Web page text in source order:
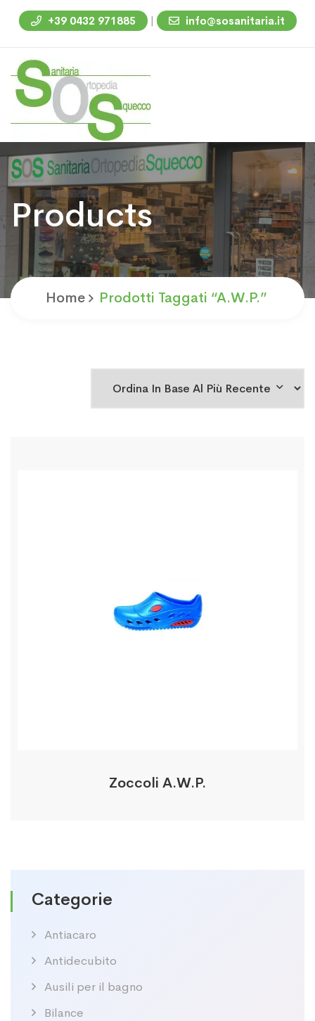
+39 0432 971885 | info@sosanitaria.it
Products
Home Prodotti Taggati “A.W.P.”
Categorie
Antiacaro
Antidecubito
Ausili per il bagno
Bilance
Zoccoli A.W.P.